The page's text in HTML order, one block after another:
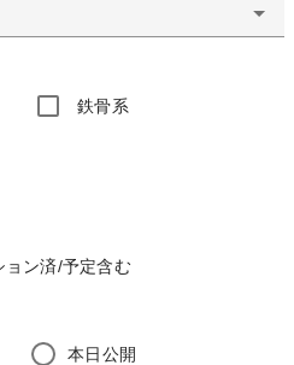
鉄骨系
ョン済/予定含む
本日公開